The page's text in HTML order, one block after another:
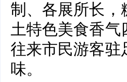
制、各展所长，
土特色美食香
往来市民游客驻
味。